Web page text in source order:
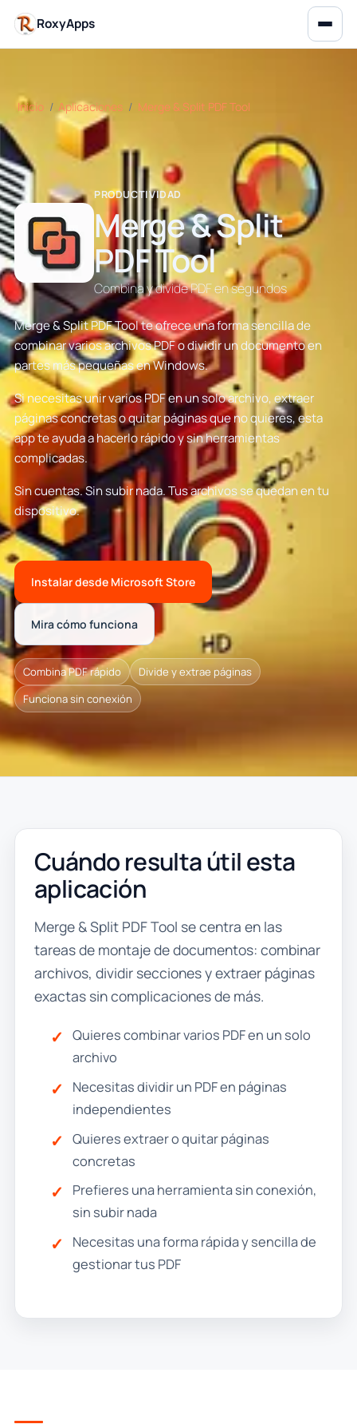
RoxyApps
Inicio / Aplicaciones / Merge & Split PDF Tool
PRODUCTIVIDAD
Merge & Split
PDF Tool
Combina y divide PDF en segundos
Merge & Split PDF Tool te ofrece una forma sencilla de
combinar varios archivos PDF o dividir un documento en
partes más pequeñas en Windows.
Si necesitas unir varios PDF en un solo archivo, extraer
páginas concretas o quitar páginas que no quieres, esta
app te ayuda a hacerlo rápido y sin herramientas
complicadas.
Sin cuentas. Sin subir nada. Tus archivos se quedan en tu
dispositivo.
Instalar desde Microsoft Store
Mira cómo funciona
Combina PDF rápido
Divide y extrae páginas
Funciona sin conexión
Cuándo resulta útil esta
aplicación
Merge & Split PDF Tool se centra en las
tareas de montaje de documentos: combinar
archivos, dividir secciones y extraer páginas
exactas sin complicaciones de más.
Quieres combinar varios PDF en un solo
archivo
Necesitas dividir un PDF en páginas
independientes
Quieres extraer o quitar páginas
concretas
Prefieres una herramienta sin conexión,
sin subir nada
Necesitas una forma rápida y sencilla de
gestionar tus PDF